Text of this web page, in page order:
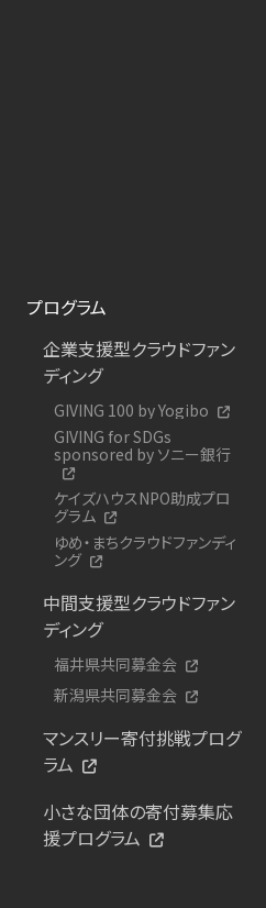
プログラム
企業支援型クラウドファン
ディング
GIVING 100 by Yogibo
GIVING for SDGs
sponsored by ソニー銀行
ケイズハウスNPO助成プロ
グラム
ゆめ・まちクラウドファンディ
ング
中間支援型クラウドファン
ディング
福井県共同募金会
新潟県共同募金会
マンスリー寄付挑戦プログ
ラム
小さな団体の寄付募集応
援プログラム